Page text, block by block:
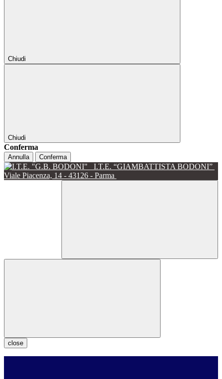
Chiudi
Chiudi
Conferma
Annulla Conferma
I.T.E. “GIAMBATTISTA BODONI”
Viale Piacenza, 14 - 43126 - Parma
close